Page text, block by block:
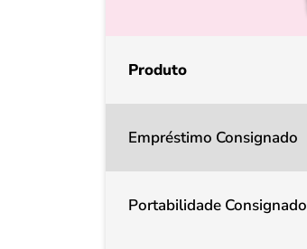
Produto
Empréstimo Consignado
Portabilidade Consignado